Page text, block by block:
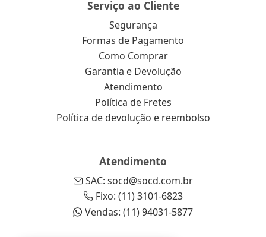
Serviço ao Cliente
Segurança
Formas de Pagamento
Como Comprar
Garantia e Devolução
Atendimento
Política de Fretes
Política de devolução e reembolso
Atendimento
SAC: socd@socd.com.br
Fixo: (11) 3101-6823
Vendas: (11) 94031-5877